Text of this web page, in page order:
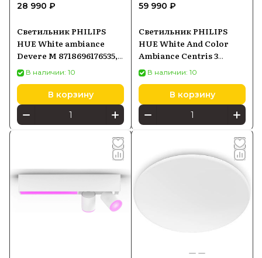
28 990 ₽
Светильник PHILIPS
HUE White ambiance
Devere M 8718696176535,
белый
В наличии: 10
В корзину
59 990 ₽
Светильник PHILIPS
HUE White And Color
Ambiance Centris 3
929003808601
В наличии: 10
В корзину